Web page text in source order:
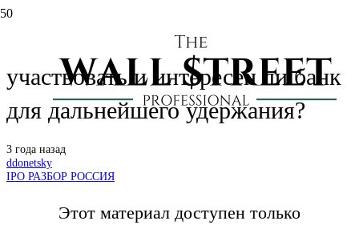
IPO Совкомбанка: стоит ли
участвовать и интересен ли банк
для дальнейшего удержания?
3 года назад
ddonetsky
IPO РАЗБОР РОССИЯ
Этот материал доступен только